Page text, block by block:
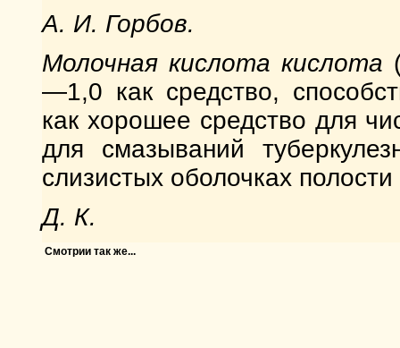
А. И. Горбов.
Молочная кислота кислота
—1,0 как средство,
как хорошее средство для
для смазываний
слизистых оболочках полости
Д. К.
Смотрии так же...